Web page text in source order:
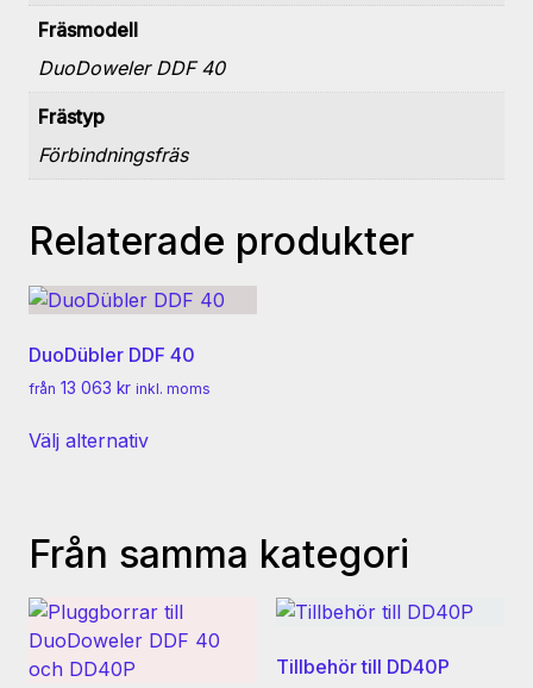
Fräsmodell
DuoDoweler DDF 40
Frästyp
Förbindningsfräs
Relaterade produkter
DuoDübler DDF 40
från 13 063 kr inkl. moms
Välj alternativ
varianter.
olika
alternativen
Från samma kategori
Tillbehör till DD40P